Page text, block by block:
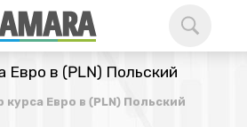
Евро в (PLN) Польский
курса Евро в (PLN) Польский